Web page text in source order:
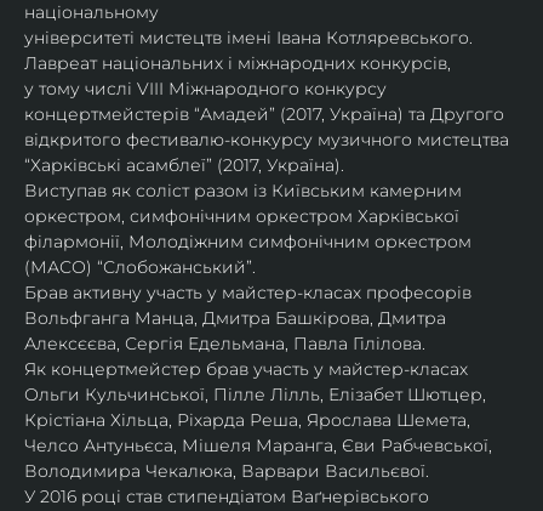
національному
університеті мистецтв імені Івана Котляревського.
Лавреат національних і міжнародних конкурсів,
у тому числі VIII Міжнародного конкурсу
концертмейстерів “Амадей” (2017, Україна) та Другого
відкритого фестивалю-конкурсу музичного мистецтва
“Харківські асамблеї” (2017, Україна).
Виступав як соліст разом із Київським камерним
оркестром, симфонічним оркестром Харківської
філармонії, Молодіжним симфонічним оркестром
(МАСО) “Слобожанський”.
Брав активну участь у майстер-класах професорів
Вольфганга Манца, Дмитра Башкірова, Дмитра
Алексєєва, Сергія Едельмана, Павла Гілілова.
Як концертмейстер брав участь у майстер-класах
Ольги Кульчинської, Пілле Лілль, Елізабет Шютцер,
Крістіана Хільца, Ріхарда Реша, Ярослава Шемета,
Челсо Антуньєса, Мішеля Маранга, Єви Рабчевської,
Володимира Чекалюка, Варвари Васильєвої.
У 2016 році став стипендіатом Ваґнерівського